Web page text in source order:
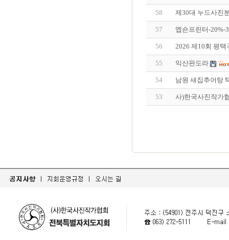
58 제30대 누드사진
57 엡숀프린터-20%-
56 2026 제10회 평택
55 익산판도라
54 남원 새집추어탕
53 사)한국사진작가